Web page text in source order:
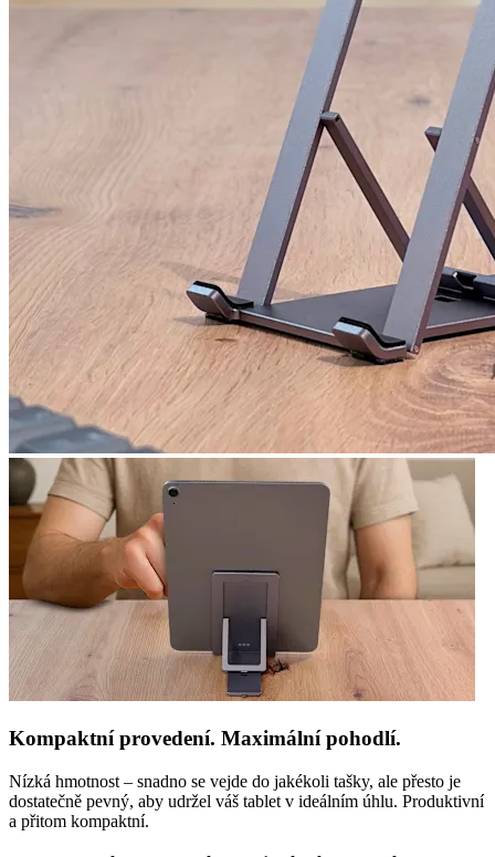
Kompaktní provedení. Maximální pohodlí.
Nízká hmotnost – snadno se vejde do jakékoli tašky, ale přesto je
dostatečně pevný, aby udržel váš tablet v ideálním úhlu. Produktivní
a přitom kompaktní.